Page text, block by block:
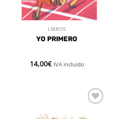
LIBROS
YO PRIMERO
14,00€ IVA incluido